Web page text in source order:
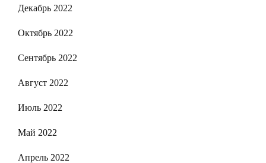
Декабрь 2022
Октябрь 2022
Сентябрь 2022
Август 2022
Июль 2022
Май 2022
Апрель 2022